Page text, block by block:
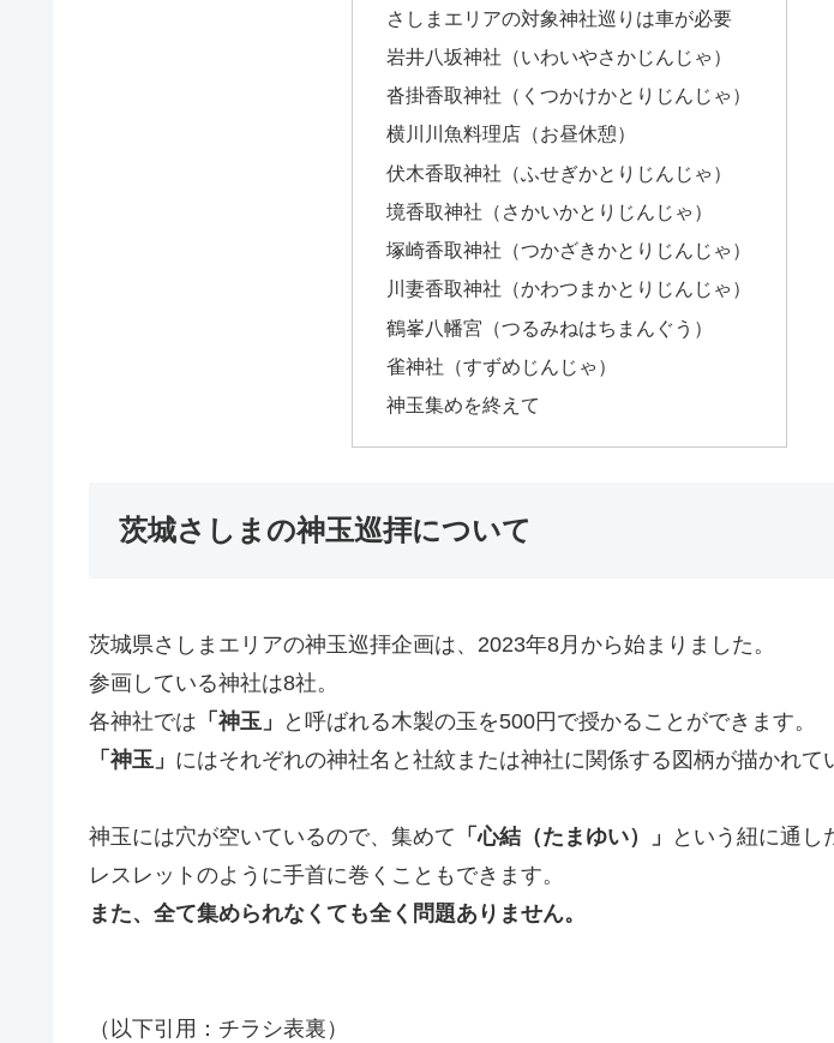
さしまエリアの対象神社巡りは車が必要
岩井八坂神社（いわいやさかじんじゃ）
沓掛香取神社（くつかけかとりじんじゃ）
横川川魚料理店（お昼休憩）
伏木香取神社（ふせぎかとりじんじゃ）
境香取神社（さかいかとりじんじゃ）
塚崎香取神社（つかざきかとりじんじゃ）
川妻香取神社（かわつまかとりじんじゃ）
鶴峯八幡宮（つるみねはちまんぐう）
雀神社（すずめじんじゃ）
神玉集めを終えて
茨城さしまの神玉巡拝について
茨城県さしまエリアの神玉巡拝企画は、2023年8月から始まりました。
参画している神社は8社。
各神社では 「神玉」
と呼ばれる木製の玉を500円で授かることができます。
「神玉」 にはそれぞれの神社名と社紋または神社に関係する図柄が描かれて
神玉には穴が空いているので、集めて 「心結（たまゆい）」
という紐に通し
レスレットのように手首に巻くこともできます。
また、全て集められなくても全く問題ありません。
（以下引用：チラシ表裏）